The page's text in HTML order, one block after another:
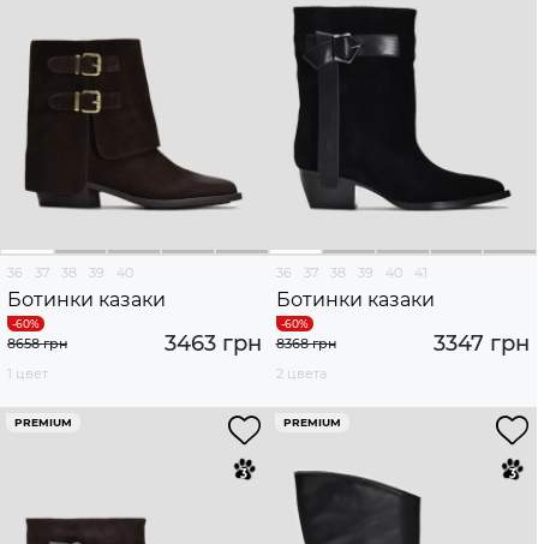
36 37 38 39 40
Ботинки казаки
3463 грн
8658 грн
1 цвет
36 37 38 39 40 41
Ботинки казаки
3347 грн
8368 грн
2 цвета
PREMIUM PREMIUM